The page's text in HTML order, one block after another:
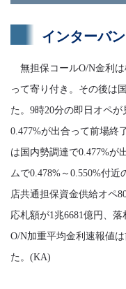
インターバ
無担保コールO/N金利は
って寄り付き。その後は
た。9時20分の即日オペ
0.477%が出合って前場終
は国内勢調達で0.477%が
ムで0.478%～0.550%付
店共通担保資金供給オペ
応札額が1兆6681億円、
O/N加重平均金利速報値
た。(KA)